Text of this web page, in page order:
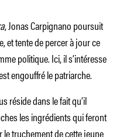
, Jonas Carpignano poursuit
et tente de percer à jour ce
politique. Ici, il s’intéresse
engouffré le patriarche.
réside dans le fait qu’il
les ingrédients qui feront
truchement de cette jeune